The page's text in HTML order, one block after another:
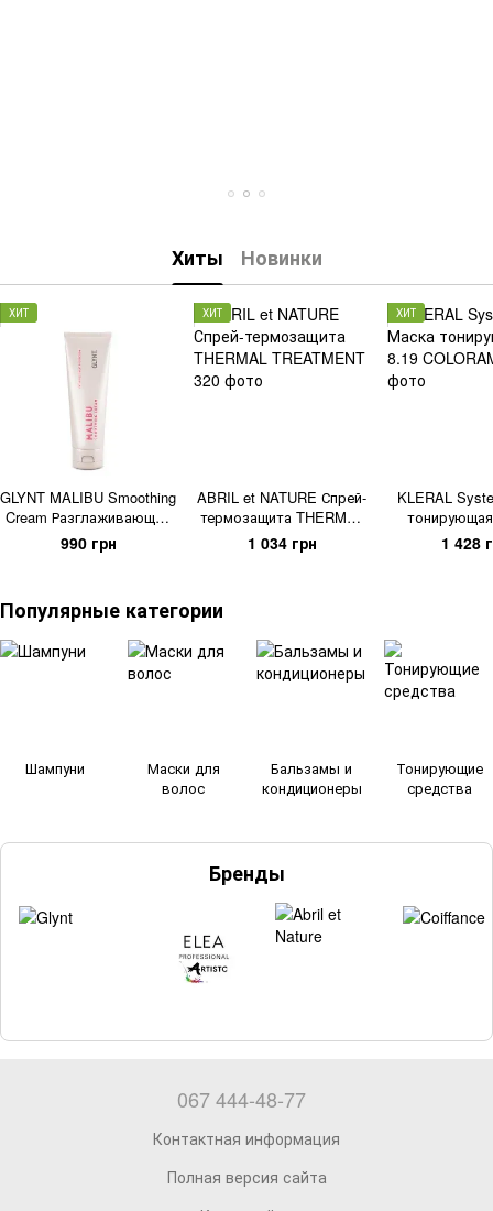
Хиты Новинки
ХИТ
GLYNT MALIBU Smoothing
Cream Разглаживающий
крем
990 грн
ХИТ
ABRIL et NATURE Спрей-
термозащита THERMAL
TREATMENT
1 034 грн
ХИТ
KLERAL
1 428
Популярные категории
Шампуни
Маски для
волос
Бальзамы и
кондиционеры
Тонирующие
средства
Бренды
067 444-48-77
Контактная информация
Полная версия сайта